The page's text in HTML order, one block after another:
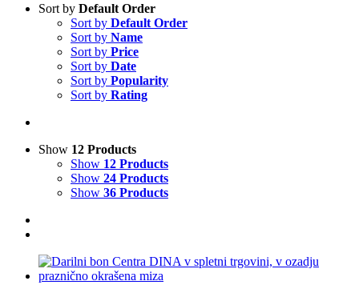
Sort by Default Order
Sort by Default Order
Sort by Name
Sort by Price
Sort by Date
Sort by Popularity
Sort by Rating
Show 12 Products
Show 12 Products
Show 24 Products
Show 36 Products